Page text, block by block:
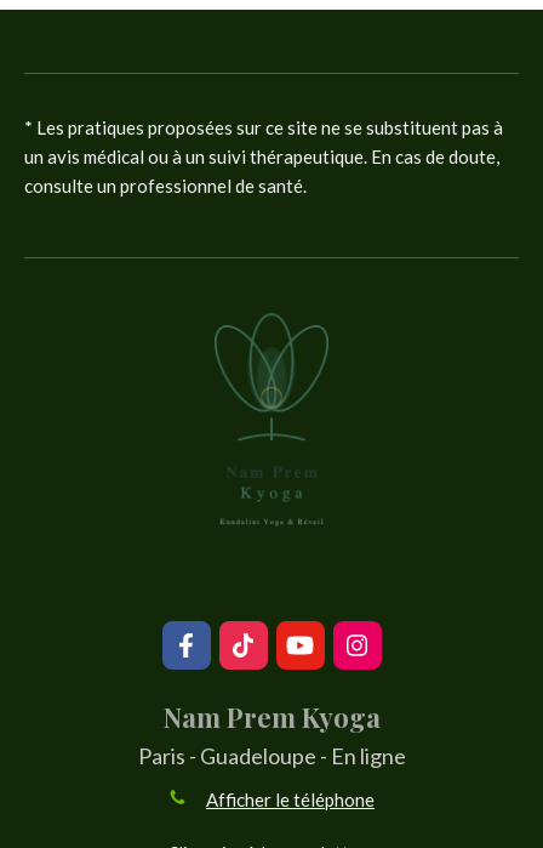
* Les pratiques proposées sur ce site ne se substituent pas à
un avis médical ou à un suivi thérapeutique. En cas de doute,
consulte un professionnel de santé.
Nam Prem Kyoga
Paris - Guadeloupe - En ligne
Afficher le téléphone